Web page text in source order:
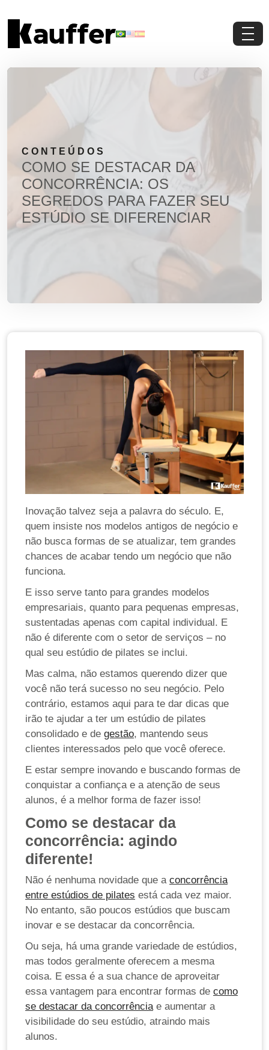
Materiais Gratuitos
Solicite um Orçamento
CONTEÚDOS
COMO SE DESTACAR DA
CONCORRÊNCIA: OS
SEGREDOS PARA FAZER SEU
ESTÚDIO SE DIFERENCIAR
Inovação talvez seja a palavra do século. E,
quem insiste nos modelos antigos de negócio e
não busca formas de se atualizar, tem grandes
chances de acabar tendo um negócio que não
funciona.
E isso serve tanto para grandes modelos
empresariais, quanto para pequenas empresas,
sustentadas apenas com capital individual. E
não é diferente com o setor de serviços – no
qual seu estúdio de pilates se inclui.
Mas calma, não estamos querendo dizer que
você não terá sucesso no seu negócio. Pelo
contrário, estamos aqui para te dar dicas que
irão te ajudar a ter um estúdio de pilates
consolidado e de gestão, mantendo seus
clientes interessados pelo que você oferece.
E estar sempre inovando e buscando formas de
conquistar a confiança e a atenção de seus
alunos, é a melhor forma de fazer isso!
Como se destacar da
concorrência: agindo
diferente!
Não é nenhuma novidade que a concorrência
entre estúdios de pilates está cada vez maior.
No entanto, são poucos estúdios que buscam
inovar e se destacar da concorrência.
Ou seja, há uma grande variedade de estúdios,
mas todos geralmente oferecem a mesma
coisa. E essa é a sua chance de aproveitar
essa vantagem para encontrar formas de como
se destacar da concorrênciae aumentar a
visibilidade do seu estúdio, atraindo mais
alunos.